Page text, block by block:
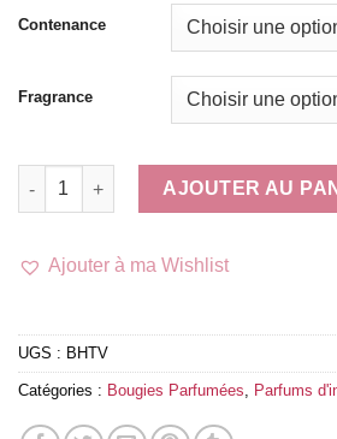
Contenance
Fragrance
quantité de Bougie Housse Tarlatane
AJOUTER AU
Ajouter à ma Wishlist
UGS : BHTV
Catégories : Bougies Parfumées, Parfums